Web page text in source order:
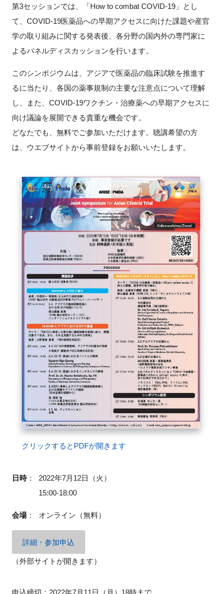
第3セッションでは、「How to combat COVID-19」とし
て、COVID-19医薬品への早期アクセスに向けた課題や産官
学の取り組みに関する発表後、各分野の国内外の専門家に
よるパネルディスカッションを行います。
このシンポジウムは、アジアで医薬品の臨床試験を推進す
るに当たり、各国の薬事規制の主要な注意点について理解
し、また、COVID-19ワクチン・治療薬への早期アクセスに
向け議論を展開できる貴重な機会です。
どなたでも、無料でご参加いただけます。聴講希望の方
は、ウエブサイトから事前登録をお願いいたします。
クリックするとPDFが開きます
日時：
2022年7月12日（火）
15:00-18:00
会場： オンライン（無料）
詳細・参加申込
（外部サイトが開きます）